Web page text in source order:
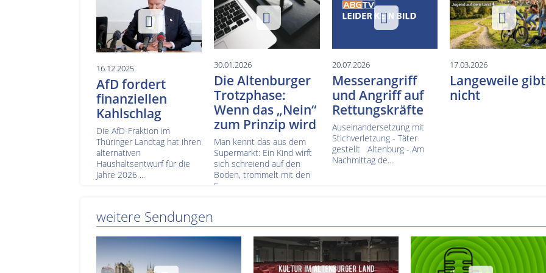
16.12.2025
AfD fordert
finanziellen
Kahlschlag
Die AfD-Fraktion im
Thüringer Landtag hat ihren
alternativen
Haushaltsentwurf für die
Jahre 2026 ...
30.01.2026
Die Altenburger
Trotzphase:
Wenn das „Nein“
zum Prinzip wird
Man kennt das aus dem
Supermarkt: Ein Kind wirft
sich schreiend auf den
Boden, trommelt mit den
F...
20.07.2026
Messerangriff
und Angriff auf
Rettungskräfte
Auseinandersetzung mit
Stichverletzung - Täter
gestellt Altenburg - Am
Nachmittag de...
17.03.2026
Langeweile
nicht
weitere Sendungen